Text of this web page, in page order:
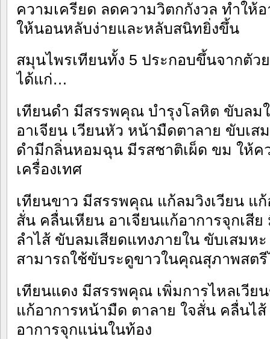
ความเครียด ลดความวิตกกังวล ทำให้
ให้นอนหลับง่ายและหลับสนิทยิ่งขึ้น
สมุนไพรเทียนทั้ง 5 ประกอบขึ้นจากตัว
ได้แก่…
เทียนดำ มีสรรพคุณ บำรุงโลหิต ขับลม
อาเจียน เวียนหัว หน้ามืดตาลาย ขับเ
ดำมีกลิ่นหอมฉุน มีรสชาติเผ็ด ขม ให้ค
เครื่องเทศ
เทียนขาว มีสรรพคุณ แก้ลมวิงเวียน แ
สั่น คลื่นเหียน อาเจียนแก้อาการจุกเสี
ลำไส้ ขับลมเสียดแทงภายใน ขับเสมห
สามารถใช้ขับระดูขาวในคุณสุภาพสต
เทียนแดง มีสรรพคุณ เพิ่มการไหลเวีย
แก้อาการหน้ามืด ตาลาย ใจสั่น คลื่นไ
อาการจุกแน่นในท้อง